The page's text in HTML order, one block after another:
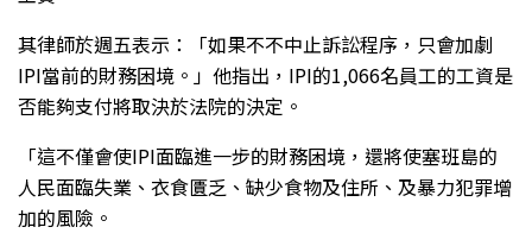
其律師於週五表示：「如果不不中止訴訟程序，只會加劇
IPI當前的財務困境。」他指出，IPI的1,066名員工的工資是
否能夠支付將取決於法院的決定。
「這不僅會使IPI面臨進一步的財務困境，還將使塞班島的
人民面臨失業、衣食匱乏、缺少食物及住所、及暴力犯罪增
加的風險。